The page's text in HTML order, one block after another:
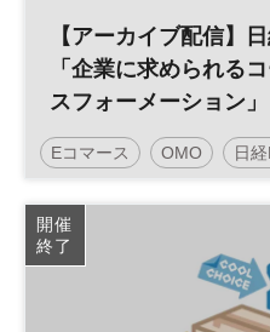
【アーカイブ配信】
「企業に求められる
スフォーメーション」
Eコマース OMO 日
マーケティング
参加無料
開催
終了